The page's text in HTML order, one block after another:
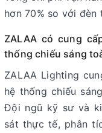
hơn 70% so với
ZALAA có cung
thống chiếu sáng
ZALAA Lighting
hệ thống chiếu
Đội ngũ kỹ sư và
sát thực tế, phân